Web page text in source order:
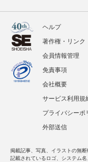
ヘルプ
著作権・リンク
会員情報管理
免責事項
会社概要
サービス利用規
プライバシーポ
外部送信
掲載記事、写真、イラストの無断
記載されているロゴ、システム